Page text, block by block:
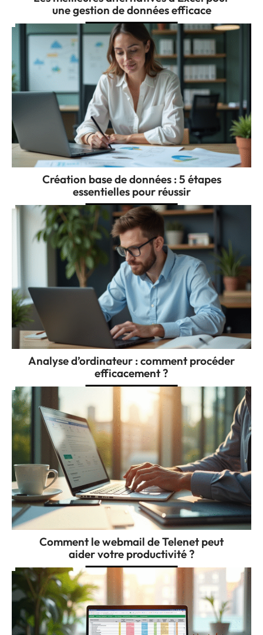
une gestion de données efficace
Création base de données : 5 étapes
essentielles pour réussir
Analyse d’ordinateur : comment procéder
efficacement ?
Comment le webmail de Telenet peut
aider votre productivité ?